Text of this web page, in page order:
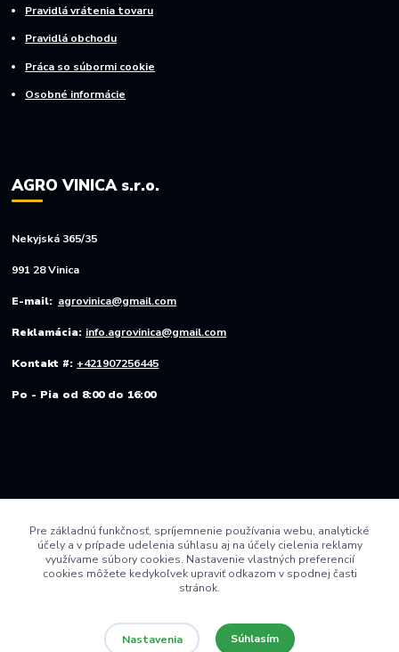
Pravidlá vrátenia tovaru
Pravidlá obchodu
Práca so súbormi cookie
Osobné informácie
AGRO VINICA s.r.o.
Nekyjská 365/35
991 28 Vinica
E-mail: agrovinica@gmail.com
Reklamácia: info.agrovinica@gmail.com
Kontakt #: +421907256445
Po - Pia od 8:00 do 16:00
Pre základnú funkčnosť, spríjemnenie používania webu, analytické
účely a v prípade udelenia súhlasu aj na účely cielenia reklamy
využívame súbory cookies. Nastavenie vlastných preferencií
cookies môžete kedykoľvek upraviť odkazom v spodnej časti
stránok.
Nastavenia Súhlasím